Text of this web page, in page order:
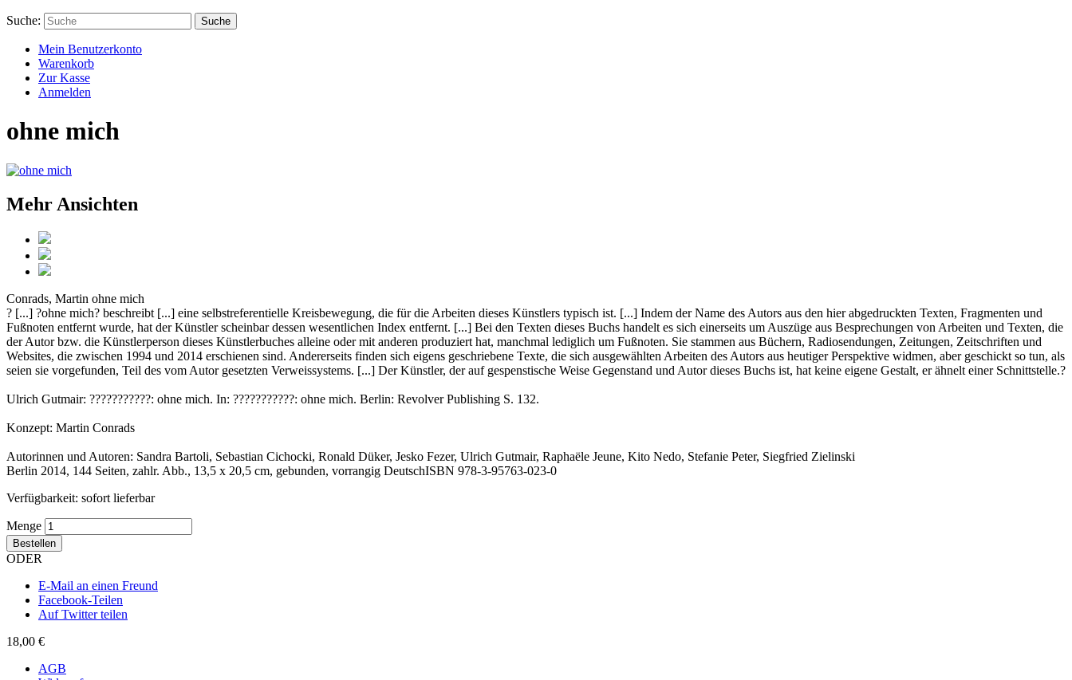
Suche: Suche
Mein Benutzerkonto
Warenkorb
Zur Kasse
Anmelden
ohne mich
Mehr Ansichten
Conrads, Martin ohne mich
? [...] ?ohne mich? beschreibt [...] eine selbstreferentielle Kreisbewegung, die für die Arbeiten dieses Künstlers typisch ist. [...] Indem der Name des Autors aus den hier abgedruckten Texten, Fragmenten und
Fußnoten entfernt wurde, hat der Künstler scheinbar dessen wesentlichen Index entfernt. [...] Bei den Texten dieses Buchs handelt es sich einerseits um Auszüge aus Besprechungen von Arbeiten und Texten, die
der Autor bzw. die Künstlerperson dieses Künstlerbuches alleine oder mit anderen produziert hat, manchmal lediglich um Fußnoten. Sie stammen aus Büchern, Radiosendungen, Zeitungen, Zeitschriften und
Websites, die zwischen 1994 und 2014 erschienen sind. Andererseits finden sich eigens geschriebene Texte, die sich ausgewählten Arbeiten des Autors aus heutiger Perspektive widmen, aber geschickt so tun, als
seien sie vorgefunden, Teil des vom Autor gesetzten Verweissystems. [...] Der Künstler, der auf gespenstische Weise Gegenstand und Autor dieses Buchs ist, hat keine eigene Gestalt, er ähnelt einer Schnittstelle.?
Ulrich Gutmair: ???????????: ohne mich. In: ???????????: ohne mich. Berlin: Revolver Publishing S. 132.
Konzept: Martin Conrads
Autorinnen und Autoren: Sandra Bartoli, Sebastian Cichocki, Ronald Düker, Jesko Fezer, Ulrich Gutmair, Raphaële Jeune, Kito Nedo, Stefanie Peter, Siegfried Zielinski
Berlin 2014, 144 Seiten, zahlr. Abb., 13,5 x 20,5 cm, gebunden, vorrangig DeutschISBN 978-3-95763-023-0
Verfügbarkeit: sofort lieferbar
Menge
Bestellen
ODER
E-Mail an einen Freund
Facebook-Teilen
Auf Twitter teilen
18,00 €
AGB